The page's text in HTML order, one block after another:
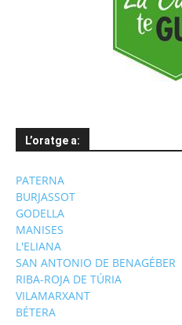
L’oratge a:
PATERNA
BURJASSOT
GODELLA
MANISES
L'ELIANA
SAN ANTONIO DE BENAGÉBER
RIBA-ROJA DE TÚRIA
VILAMARXANT
BÉTERA